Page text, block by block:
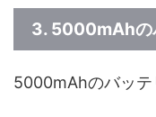
3. 5000mAhの
5000mAhのバッテ